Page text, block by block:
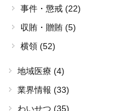
事件・懲戒 (22)
収賄・贈賄 (5)
横領 (52)
地域医療 (4)
業界情報 (33)
わいせつ (35)